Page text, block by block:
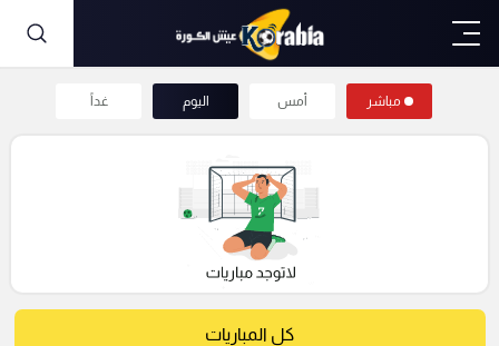
مباشر أمس اليوم غداً
كل المباريات